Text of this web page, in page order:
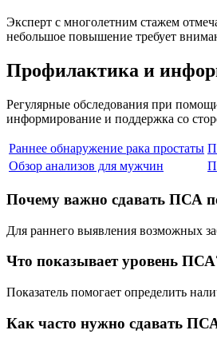
Эксперт с многолетним стажем
небольшое повышение требует
Профилактика и
Регулярные обследования при
информирование и поддержка со
Раннее обнаружение рака простаты
Обзор анализов для мужчин
Почему важно сдавать ПСА
Для раннего выявления возможных
Что показывает уровень
Показатель помогает определить
Как часто нужно сдавать